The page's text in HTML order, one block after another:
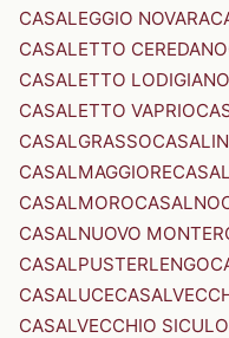
CASALEGGIO NOVARA
CASALETTO CEREDANO
CASALETTO LODIGIANO
CASALETTO VAPRIO
CASALGRASSO
CASALMAGGIORE
CASALMORO
CASALNUOVO
CASALPUSTERLENGO
CASALUCE
CASALVECCHIO SICULO